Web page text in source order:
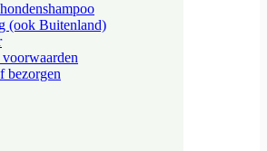
(ook Buitenland)
bezorgen